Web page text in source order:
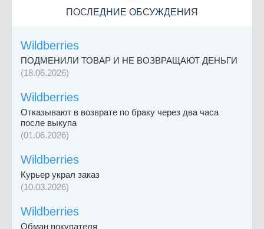
ПОСЛЕДНИЕ ОБСУЖДЕНИЯ
Wildberries
ПОДМЕНИЛИ ТОВАР И НЕ ВОЗВРАЩАЮТ ДЕНЬГИ
(18.06.2026)
Wildberries
Отказывают в возврате по браку через два часа
после выкупа
(01.06.2026)
Wildberries
Курьер украл заказ
(10.03.2026)
Wildberries
Обман покупателя